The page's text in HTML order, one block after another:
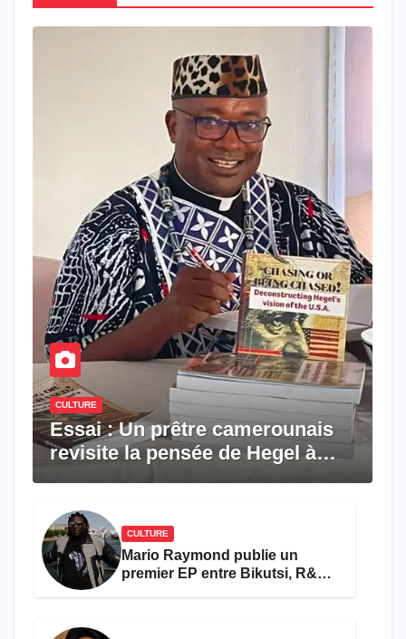
CULTURE
Essai : Un prêtre camerounais
revisite la pensée de Hegel à
CULTURE
Mario Raymond publie un
premier EP entre Bikutsi, R&B